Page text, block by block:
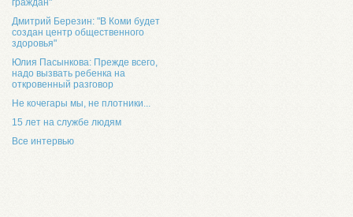
граждан"
Дмитрий Березин: "В Коми будет
создан центр общественного
здоровья"
Юлия Пасынкова: Прежде всего,
надо вызвать ребенка на
откровенный разговор
Не кочегары мы, не плотники...
15 лет на службе людям
Все интервью